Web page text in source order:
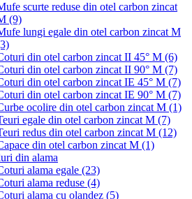
scurte reduse din otel carbon zincat
(9)
lungi egale din otel carbon zincat M
din otel carbon zincat II 45° M (6)
din otel carbon zincat II 90° M (7)
din otel carbon zincat IE 45° M (7)
din otel carbon zincat IE 90° M (7)
ocolire din otel carbon zincat M (1)
egale din otel carbon zincat M (7)
redus din otel carbon zincat M (12)
din otel carbon zincat M (1)
din alama
alama egale (23)
alama reduse (4)
alama cu olandez (5)